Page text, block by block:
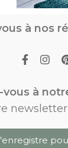
à nos
vous à